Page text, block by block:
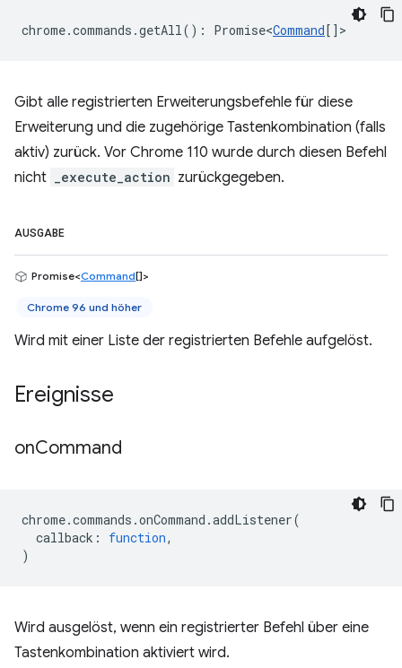
chrome.commands .getAll() : Promise<Command[] >
Gibt alle registrierten Erweiterungsbefehle für diese
Erweiterung und die zugehörige Tastenkombination (falls
aktiv) zurück. Vor Chrome 110 wurde durch diesen Befehl
nicht
_execute_action zurückgegeben.
AUSGABE
Promise<Command[]>
Chrome 96 und höher
Wird mit einer Liste der registrierten Befehle aufgelöst.
Ereignisse
onCommand
chrome.commands .onCommand .addListener(
callback : function,
)
Wird ausgelöst, wenn ein registrierter Befehl über eine
Tastenkombination aktiviert wird.